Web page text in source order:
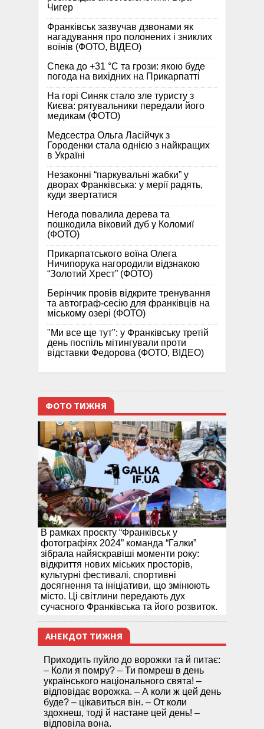
Чигер
Франківськ зазвучав дзвонами як
нагадування про полонених і зниклих
воїнів (ФОТО, ВІДЕО)
Спека до +31 °C та грози: якою буде
погода на вихідних на Прикарпатті
На горі Синяк стало зле туристу з
Києва: рятувальники передали його
медикам (ФОТО)
Медсестра Ольга Ласійчук з
Городенки стала однією з найкращих
в Україні
Незаконні “паркувальні жабки” у
дворах Франківська: у мерії радять,
куди звертатися
Негода повалила дерева та
пошкодила віковий дуб у Коломиї
(ФОТО)
Прикарпатського воїна Олега
Ничипорука нагородили відзнакою
“Золотий Хрест” (ФОТО)
Берінчик провів відкрите тренування
та автограф-сесію для франківців на
міському озері (ФОТО)
"Ми все ще тут": у Франківську третій
день поспіль мітингували проти
відставки Федорова (ФОТО, ВІДЕО)
ФОТО ТИЖНЯ
В рамках проєкту “Франківськ у
фотографіях 2024” команда “Галки”
зібрала найяскравіші моменти року:
відкриття нових міських просторів,
культурні фестивалі, спортивні
досягнення та ініціативи, що змінюють
місто. Ці світлини передають дух
сучасного Франківська та його розвиток.
АНЕКДОТ ТИЖНЯ
Приходить пуйло до ворожки та й питає:
– Коли я помру? – Ти помреш в день
українського національного свята! –
відповідає ворожка. – А коли ж цей день
буде? – цікавиться він. – От коли
здохнеш, тоді й настане цей день! –
відповіла вона.